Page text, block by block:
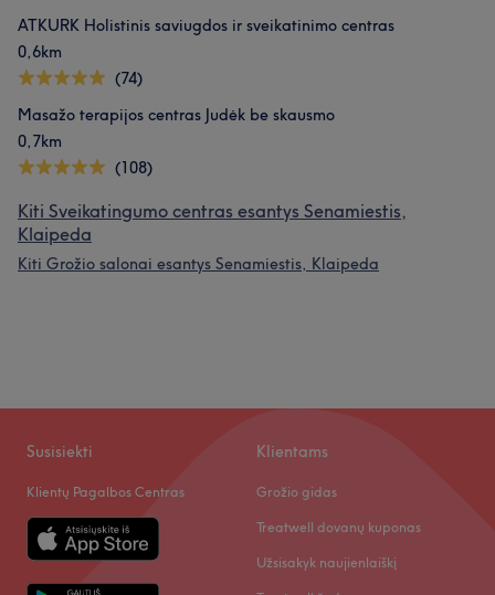
ATKURK Holistinis saviugdos ir sveikatinimo centras
0,6km
(74)
Masažo terapijos centras Judėk be skausmo
0,7km
(108)
Kiti Sveikatingumo centras esantys Senamiestis,
Klaipeda
Kiti Grožio salonai esantys Senamiestis, Klaipeda
Susisiekti
Klientų Pagalbos Centras
Klientams
Grožio gidas
Treatwell dovanų kuponas
Užsisakyk naujienlaiškį